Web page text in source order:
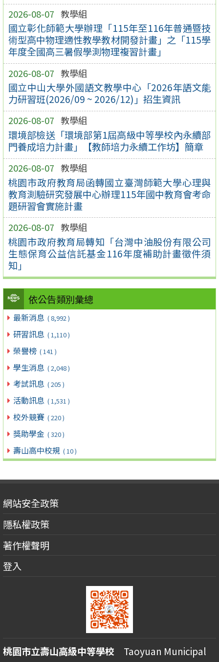
2026-08-07 教學組
國立彰化師範大學辦理「115年至116年普通暨技
術型高中物理適性教學教材開發計畫」之「115學
年度全國高三暑假學測物理複習計畫」
2026-08-07 教學組
國立中山大學外國語文教學中心「2026年語文能
力研習班(2026/09 ~ 2026/12)」招生資訊
2026-08-07 教學組
環境部檢送「環境部第1屆高級中等學校內永續部
門養成培力計畫」【教師培力永續工作坊】簡章
2026-08-07 教學組
桃園市政府教育局函轉國立臺灣師範大學心理與
教育測驗研究發展中心辦理115年國中教育會考命
題研習會實施計畫
2026-08-07 教學組
桃園市政府教育局轉知「台灣中油股份有限公司
生態保育公益信託基金116年度補助計畫徵件須
知」
依公告類別彙總
最新消息 ( 8,992 )
研習訊息 ( 1,110 )
榮譽榜 ( 141 )
學生消息 ( 2,048 )
考試訊息 ( 205 )
活動訊息 ( 1,531 )
校外競賽 ( 220 )
獎助學金 ( 320 )
壽山高中校規 ( 10 )
網站安全政策
隱私權政策
著作權聲明
登入
桃園市立壽山高級中等學校 Taoyuan Municipal